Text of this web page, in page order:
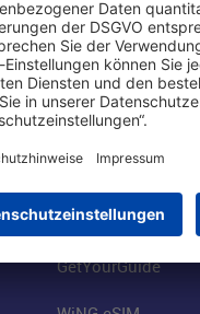
Besucherservices
FRA SmartWay
Hotels am Standort
Mietwagen weltweit
Flüge buchen
GetYourGuide